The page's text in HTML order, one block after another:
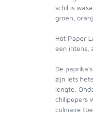
schil is
groen,
Hot Paper
een intens,
De
zijn iets
lengte.
chilipepers
culinaire